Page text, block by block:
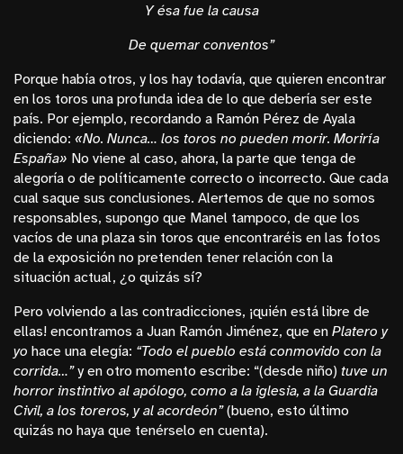
Y ésa fue la causa
De quemar conventos”
Porque había otros, y los hay todavía, que quieren encontrar
en los toros una profunda idea de lo que debería ser este
país. Por ejemplo, recordando a Ramón Pérez de Ayala
diciendo: «No. Nunca… los toros no pueden morir. Moriría
España» No viene al caso, ahora, la parte que tenga de
alegoría o de políticamente correcto o incorrecto. Que cada
cual saque sus conclusiones. Alertemos de que no somos
responsables, supongo que Manel tampoco, de que los
vacíos de una plaza sin toros que encontraréis en las fotos
de la exposición no pretenden tener relación con la
situación actual, ¿o quizás sí?
Pero volviendo a las contradicciones, ¡quién está libre de
ellas! encontramos a Juan Ramón Jiménez, que en Platero y
yo hace una elegía: “Todo el pueblo está conmovido con la
corrida…”y en otro momento escribe: “(desde niño) tuve un
horror instintivo al apólogo, como a la iglesia, a la Guardia
Civil, a los toreros, y al acordeón”(bueno, esto último
quizás no haya que tenérselo en cuenta).